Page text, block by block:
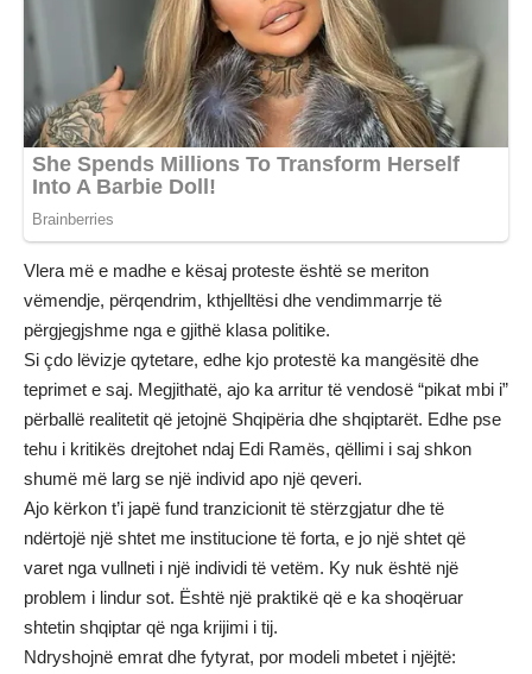
Vlera më e madhe e kësaj proteste është se meriton
vëmendje, përqendrim, kthjelltësi dhe vendimmarrje të
përgjegjshme nga e gjithë klasa politike.
Si çdo lëvizje qytetare, edhe kjo protestë ka mangësitë dhe
teprimet e saj. Megjithatë, ajo ka arritur të vendosë “pikat mbi i”
përballë realitetit që jetojnë Shqipëria dhe shqiptarët. Edhe pse
tehu i kritikës drejtohet ndaj Edi Ramës, qëllimi i saj shkon
shumë më larg se një individ apo një qeveri.
Ajo kërkon t’i japë fund tranzicionit të stërzgjatur dhe të
ndërtojë një shtet me institucione të forta, e jo një shtet që
varet nga vullneti i një individi të vetëm. Ky nuk është një
problem i lindur sot. Është një praktikë që e ka shoqëruar
shtetin shqiptar që nga krijimi i tij.
Ndryshojnë emrat dhe fytyrat, por modeli mbetet i njëjtë: